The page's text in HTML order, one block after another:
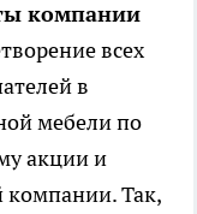
компании
всех
в
мебели по
акции и
компании. Так,